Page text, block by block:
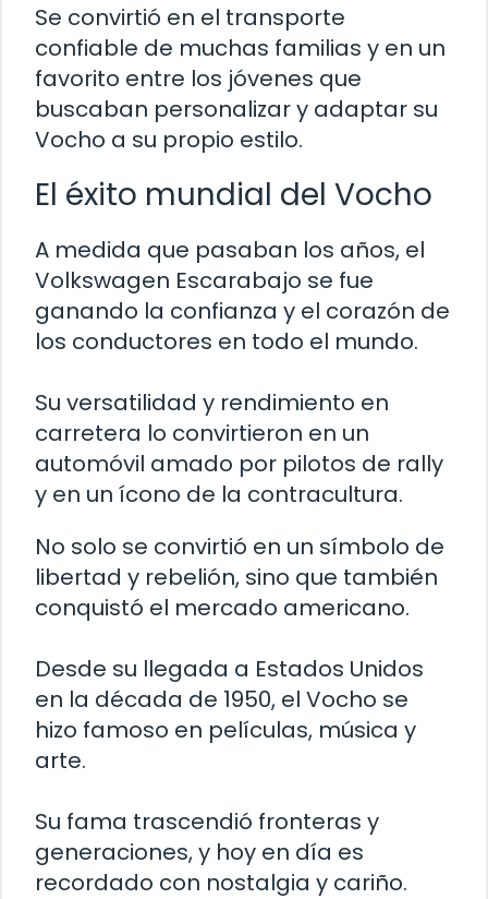
Se convirtió en el transporte
confiable de muchas familias y en un
favorito entre los jóvenes que
buscaban personalizar y adaptar su
Vocho a su propio estilo.
El éxito mundial del Vocho
A medida que pasaban los años, el
Volkswagen Escarabajo se fue
ganando la confianza y el corazón de
los conductores en todo el mundo.
Su versatilidad y rendimiento en
carretera lo convirtieron en un
automóvil amado por pilotos de rally
y en un ícono de la contracultura.
No solo se convirtió en un símbolo de
libertad y rebelión, sino que también
conquistó el mercado americano.
Desde su llegada a Estados Unidos
en la década de 1950, el Vocho se
hizo famoso en películas, música y
arte.
Su fama trascendió fronteras y
generaciones, y hoy en día es
recordado con nostalgia y cariño.